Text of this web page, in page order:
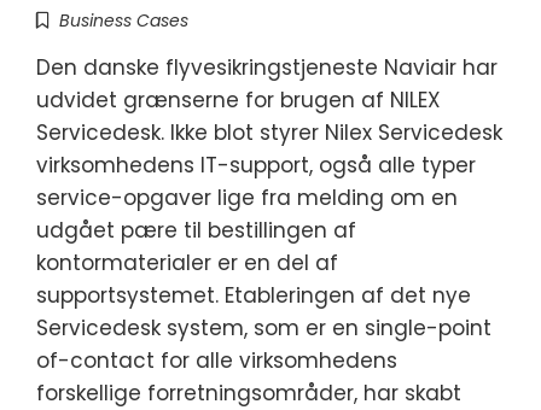
Business Cases
Den danske flyvesikringstjeneste Naviair har
udvidet grænserne for brugen af NILEX
Servicedesk. Ikke blot styrer Nilex Servicedesk
virksomhedens IT-support, også alle typer
service-opgaver lige fra melding om en
udgået pære til bestillingen af
kontormaterialer er en del af
supportsystemet. Etableringen af det nye
Servicedesk system, som er en single-point
of-contact for alle virksomhedens
forskellige forretningsområder, har skabt